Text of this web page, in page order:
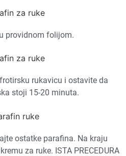
providnom folijom.
rukavicu i ostavite da
stoji 15-20 minuta.
ostatke parafina. Na kraju
za ruke. ISTA PRECEDURA